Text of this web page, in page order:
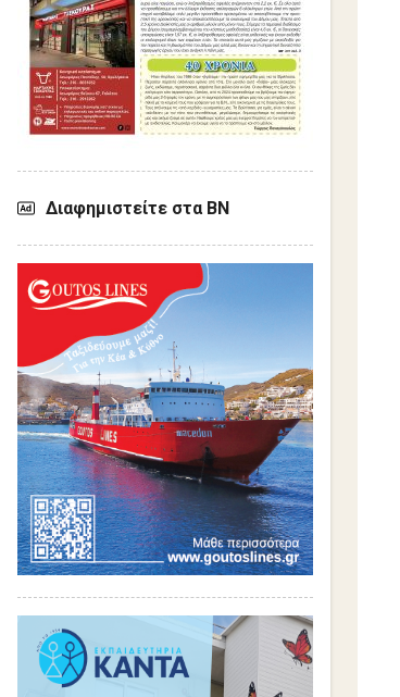
Διαφημιστείτε στα ΒΝ